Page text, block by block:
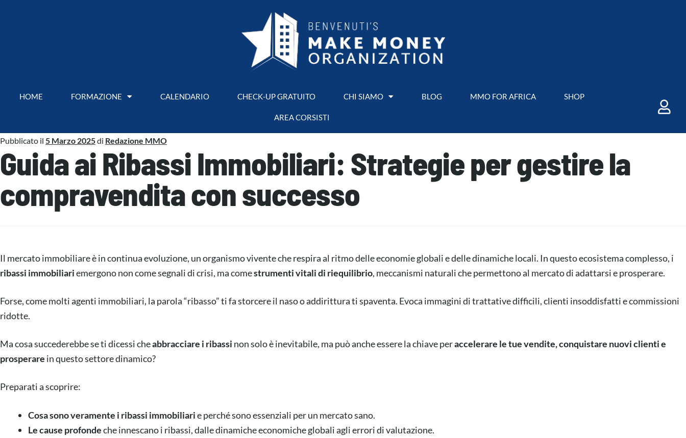
HOME FORMAZIONE CALENDARIO CHECK-UP GRATUITO CHI SIAMO BLOG MMO FOR AFRICA SHOP
AREA CORSISTI
Pubblicato il 5 Marzo 2025di Redazione MMO
Guida ai Ribassi Immobiliari: Strategie per gestire la
compravendita con successo
Il mercato immobiliare è in continua evoluzione, un organismo vivente che respira al ritmo delle economie globali e delle dinamiche locali. In questo ecosistema complesso, i
ribassi immobiliariemergono non come segnali di crisi, ma comestrumenti vitali di riequilibrio, meccanismi naturali che permettono al mercato di adattarsi e prosperare.
Forse, come molti agenti immobiliari, la parola “ribasso” ti fa storcere il naso o addirittura ti spaventa. Evoca immagini di trattative difficili, clienti insoddisfatti e commissioni
ridotte.
Ma cosa succederebbe se ti dicessi cheabbracciare i ribassi non solo è inevitabile, ma può anche essere la chiave peraccelerare le tue vendite, conquistare nuovi clienti e
prosperare in questo settore dinamico?
Preparati a scoprire:
Cosa sono veramente i ribassi immobiliarie perché sono essenziali per un mercato sano.
Le cause profondeche innescano i ribassi, dalle dinamiche economiche globali agli errori di valutazione.